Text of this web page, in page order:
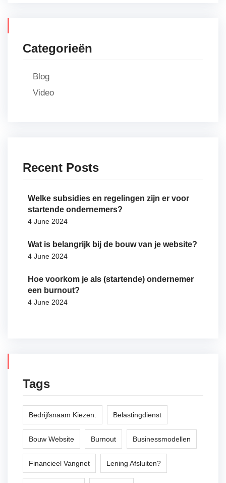
Categorieën
Blog
Video
Recent Posts
Welke subsidies en regelingen zijn er voor
startende ondernemers?
4 June 2024
Wat is belangrijk bij de bouw van je website?
4 June 2024
Hoe voorkom je als (startende) ondernemer
een burnout?
4 June 2024
Tags
Bedrijfsnaam Kiezen. Belastingdienst
Bouw Website Burnout Businessmodellen
Financieel Vangnet Lening Afsluiten?